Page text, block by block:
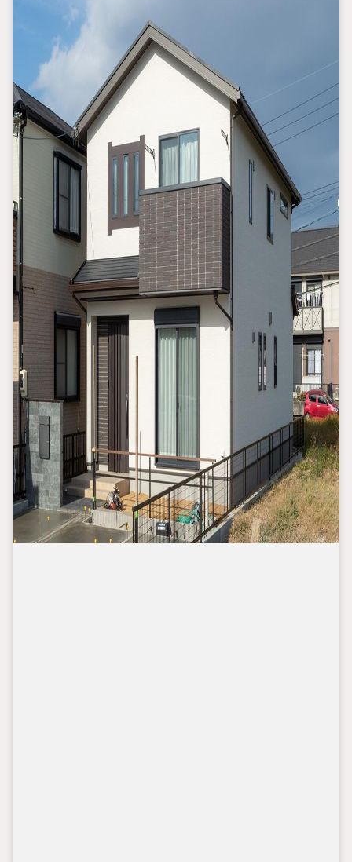
詳しくはお問い合わせ下さいませ！
*現地ご案内随時受付中。 お気軽にご連絡くださいませ。
*ご資金計画、住宅ローンのご相談も、
あわせてお気軽にお申し付けくださいませ。